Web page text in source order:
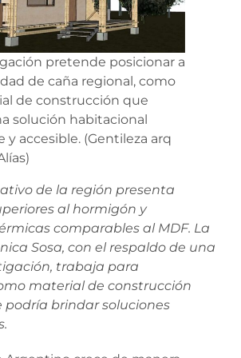
pretende posicionar a
de caña regional, como
de construcción que
solución habitacional
y accesible. (Gentileza arq
de la región presenta
al hormigón y
comparables al MDF. La
Sosa, con el respaldo de una
trabaja para
material de construcción
podría brindar soluciones